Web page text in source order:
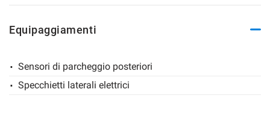
Equipaggiamenti
Sensori di parcheggio posteriori
Specchietti laterali elettrici